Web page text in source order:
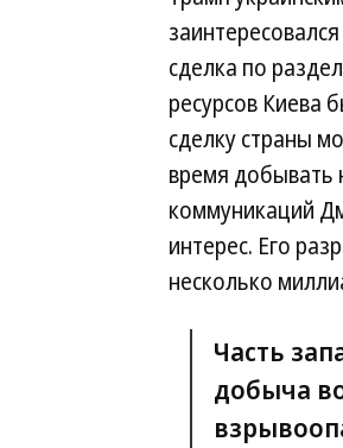
сделка по
ресурсов Киева
сделку страны
время добывать
коммуникаций
интерес. Его
несколько
Часть
добыча